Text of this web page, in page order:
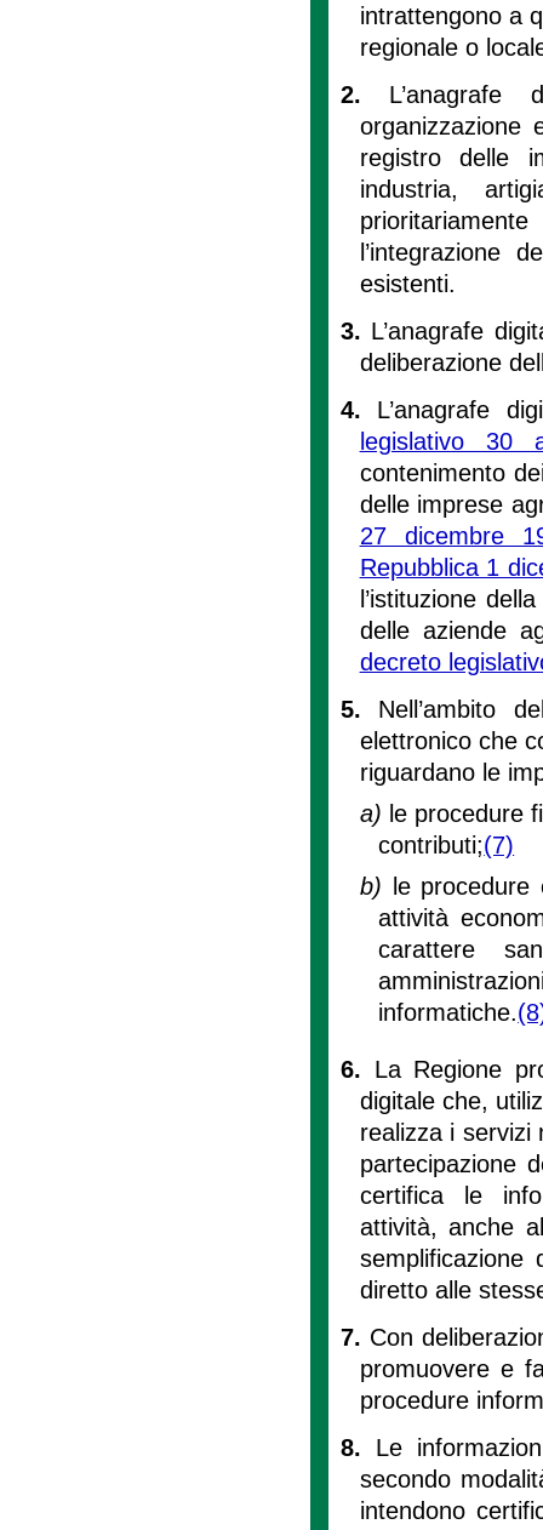
intrattengono a
regionale o
2.
organizzazione
registro delle
industria,
l’integrazione
esistenti.
3. L’anagrafe
deliberazione
4. L’anagrafe
legislativo 30
contenimento
delle imprese
27 dicembre
Repubblica 1
l’istituzione
delle aziende
decreto
5. Nell’ambito
elettronico che
riguardano le
a) le procedure
contributi;(7)
b)
le
attività
carattere
informatiche.
6. La Regione
digitale che,
realizza i servizi
partecipazione
certifica le
attività, anche
semplificazione
diretto alle
7. Con
promuovere e
procedure
8. Le
secondo
intendono